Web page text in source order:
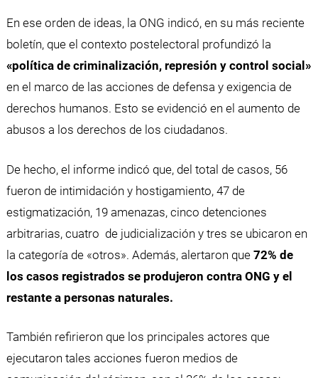
En ese orden de ideas, la ONG indicó, en su más reciente
boletín, que el contexto postelectoral profundizó la
«política de criminalización, represión y control social»
en el marco de las acciones de defensa y exigencia de
derechos humanos. Esto se evidenció en el aumento de
abusos a los derechos de los ciudadanos.
De hecho, el informe indicó que, del total de casos, 56
fueron de intimidación y hostigamiento, 47 de
estigmatización, 19 amenazas, cinco detenciones
arbitrarias, cuatro de judicialización y tres se ubicaron en
la categoría de «otros». Además, alertaron que 72% de
los casos registrados se produjeron contra ONG y el
restante a personas naturales.
También refirieron que los principales actores que
ejecutaron tales acciones fueron medios de